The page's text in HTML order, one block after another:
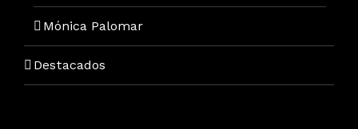
Mónica Palomar
Destacados